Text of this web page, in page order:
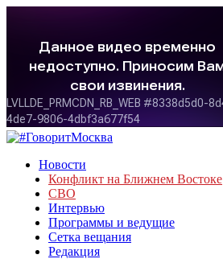
Новости
Конфликт на Ближнем Востоке
СВО
Интервью
Программы и ведущие
Сетка вещания
Редакция